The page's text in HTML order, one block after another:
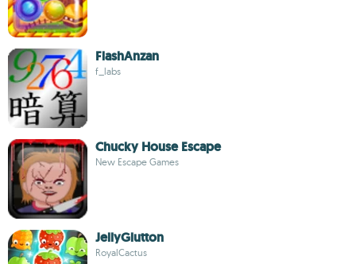
FlashAnzan
f_labs
Chucky House Escape
New Escape Games
JellyGlutton
RoyalCactus